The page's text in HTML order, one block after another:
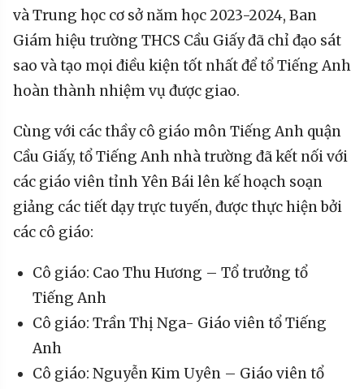
và Trung học cơ sở năm học 2023-2024, Ban
Giám hiệu trường THCS Cầu Giấy đã chỉ đạo sát
sao và tạo mọi điều kiện tốt nhất để tổ Tiếng Anh
hoàn thành nhiệm vụ được giao.
Cùng với các thầy cô giáo môn Tiếng Anh quận
Cầu Giấy, tổ Tiếng Anh nhà trường đã kết nối với
các giáo viên tỉnh Yên Bái lên kế hoạch soạn
giảng các tiết dạy trực tuyến, được thực hiện bởi
các cô giáo:
Cô giáo: Cao Thu Hương – Tổ trưởng tổ
Tiếng Anh
Cô giáo: Trần Thị Nga- Giáo viên tổ Tiếng
Anh
Cô giáo: Nguyễn Kim Uyên – Giáo viên tổ